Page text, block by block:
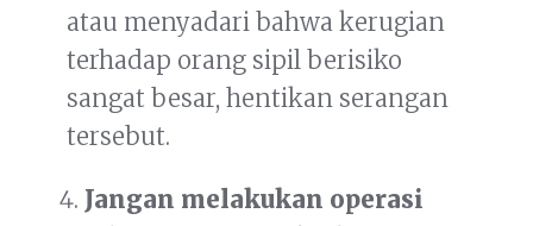
atau menyadari bahwa kerugian
terhadap orang sipil berisiko
sangat besar, hentikan serangan
tersebut.
Jangan melakukan operasi